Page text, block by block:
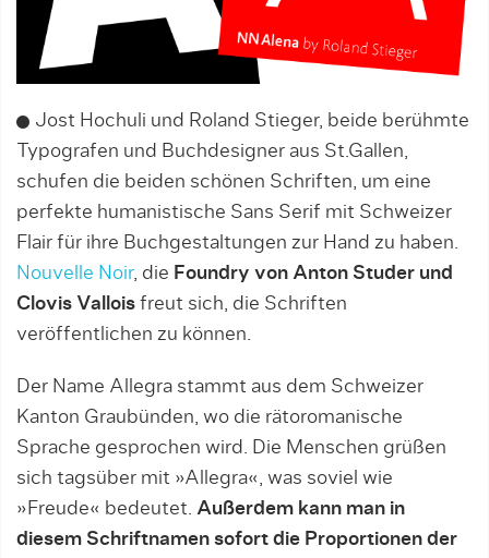
Jost Hochuli und Roland Stieger, beide berühmte
Typografen und Buchdesigner aus St.Gallen,
schufen die beiden schönen Schriften, um eine
perfekte humanistische Sans Serif mit Schweizer
Flair für ihre Buchgestaltungen zur Hand zu haben.
Nouvelle Noir, die Foundry von Anton Studer und
Clovis Vallois freut sich, die Schriften
veröffentlichen zu können.
Der Name Allegra stammt aus dem Schweizer
Kanton Graubünden, wo die rätoromanische
Sprache gesprochen wird. Die Menschen grüßen
sich tagsüber mit »Allegra«, was soviel wie
»Freude« bedeutet. Außerdem kann man in
diesem Schriftnamen sofort die Proportionen der